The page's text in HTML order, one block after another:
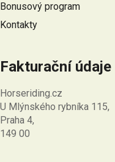
Bonusový program
Kontakty
Fakturační údaje
Horseriding.cz
U Mlýnského rybníka 115,
Praha 4,
149 00